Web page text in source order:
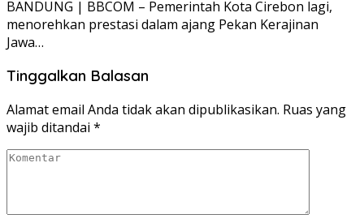
BANDUNG | BBCOM – Pemerintah Kota Cirebon lagi,
menorehkan prestasi dalam ajang Pekan Kerajinan
Jawa…
Tinggalkan Balasan
Alamat email Anda tidak akan dipublikasikan. Ruas yang
wajib ditandai *